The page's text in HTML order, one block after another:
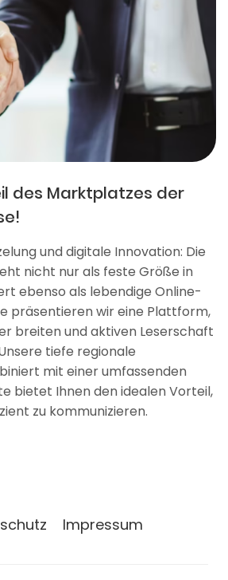
des Marktplatzes der
und digitale Innovation: Die
nicht nur als feste Größe in
ebenso als lebendige Online-
präsentieren wir eine Plattform,
breiten und aktiven Leserschaft
tiefe regionale
mit einer umfassenden
bietet Ihnen den idealen Vorteil,
zu kommunizieren.
Impressum